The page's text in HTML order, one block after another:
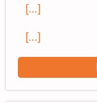
[...]
[...]